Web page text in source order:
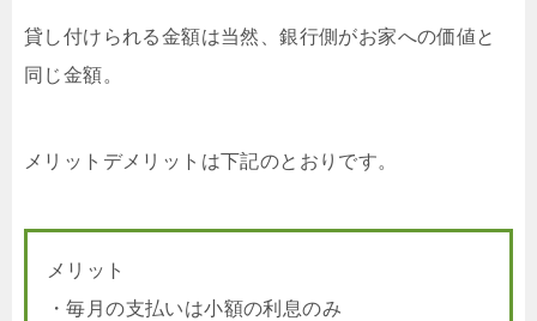
貸し付けられる金額は当然、銀行側がお家への価値と
同じ金額。
メリットデメリットは下記のとおりです。
メリット
・毎月の支払いは小額の利息のみ